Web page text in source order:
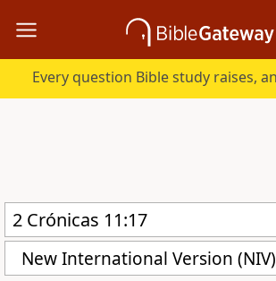
New International Version (NIV)